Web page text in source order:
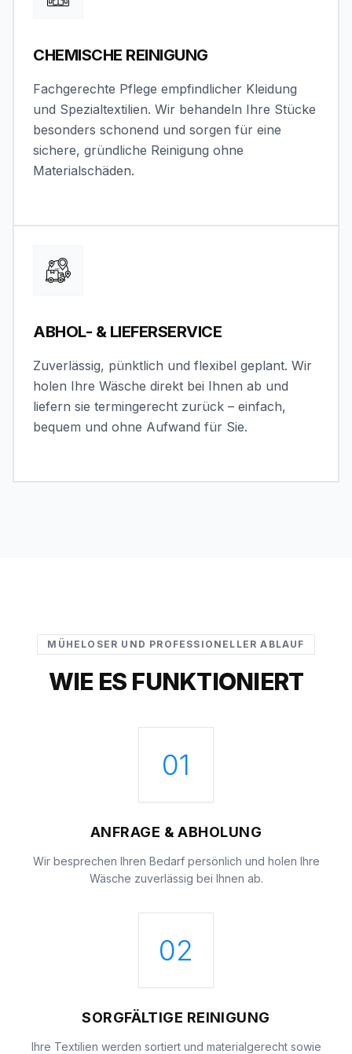
CHEMISCHE REINIGUNG
Fachgerechte Pflege empfindlicher Kleidung
und Spezialtextilien. Wir behandeln Ihre Stücke
besonders schonend und sorgen für eine
sichere, gründliche Reinigung ohne
Materialschäden.
ABHOL- & LIEFERSERVICE
Zuverlässig, pünktlich und flexibel geplant. Wir
holen Ihre Wäsche direkt bei Ihnen ab und
liefern sie termingerecht zurück – einfach,
bequem und ohne Aufwand für Sie.
MÜHELOSER UND PROFESSIONELLER ABLAUF
WIE ES FUNKTIONIERT
01
ANFRAGE & ABHOLUNG
Wir besprechen Ihren Bedarf persönlich und holen Ihre
Wäsche zuverlässig bei Ihnen ab.
02
SORGFÄLTIGE REINIGUNG
Ihre Textilien werden sortiert und materialgerecht sowie